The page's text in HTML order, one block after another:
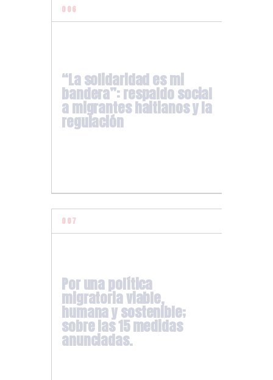
“La solidaridad es mi
bandera”: respaldo social
a migrantes haitianos y la
regulación
Por una política
migratoria viable,
humana y sostenible;
sobre las 15 medidas
anunciadas.